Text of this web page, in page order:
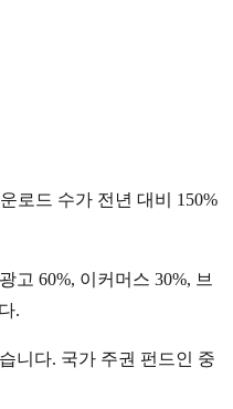
로드 수가 전년 대비 150%
고 60%, 이커머스 30%, 브
.
니다. 국가 주권 펀드인 중